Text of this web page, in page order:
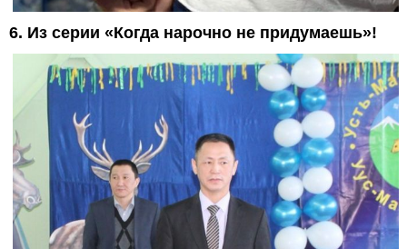
6. Из серии «Когда нарочно не придумаешь»!